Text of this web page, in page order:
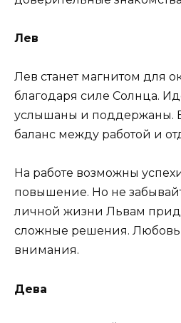
Лев
Лев станет магнитом для
благодаря силе Солнца.
услышаны и поддержаны.
баланс между работой и
На работе возможны
повышение. Но не
личной жизни Львам
сложные решения. Любовь
внимания.
Дева